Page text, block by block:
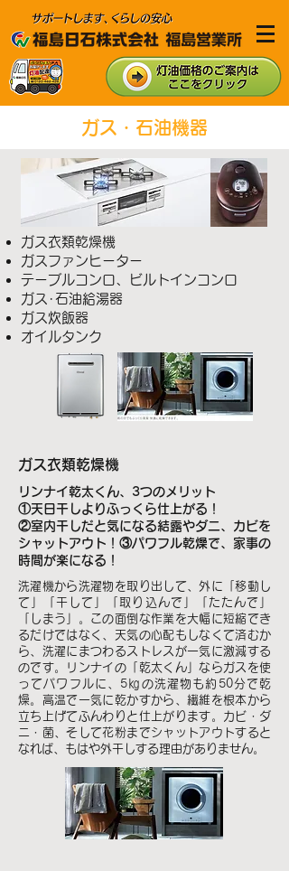
ガス・石油機器
ガス衣類乾燥機
ガスファンヒーター
テーブルコンロ、
ビルトインコンロ
ガス･石油給湯器
ガス炊飯器
オイルタンク
ガス衣類乾燥機
リンナイ乾太くん、3つのメリット
①天日干しよりふっくら仕上がる！
②室内干しだと気になる結露やダニ、カビを
シャットアウト！③パワフル乾燥で、家事の
時間が楽になる！
洗濯機から洗濯物を取り出して、外に「移動し
て」「干して」「取り込んで」「たたんで」
「しまう」。この面倒な作業を大幅に短縮でき
るだけではなく、天気の心配もしなくて済むか
ら、洗濯にまつわるストレスが一気に激減する
のです。リンナイの「乾太くん」ならガスを使
ってパワフルに、5㎏の洗濯物も約50分で乾
燥。高温で一気に乾かすから、繊維を根本から
立ち上げてふんわりと仕上がります。カビ・ダ
ニ・菌、そして花粉までシャットアウトすると
なれば、もはや外干しする理由がありません。